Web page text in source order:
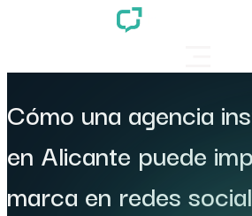
Cómo una agencia
en Alicante puede
marca en redes